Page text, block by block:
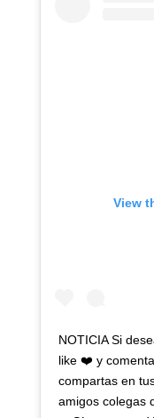
View
NOTICIA Si
like ❤️ y
compartas en
amigos colegas